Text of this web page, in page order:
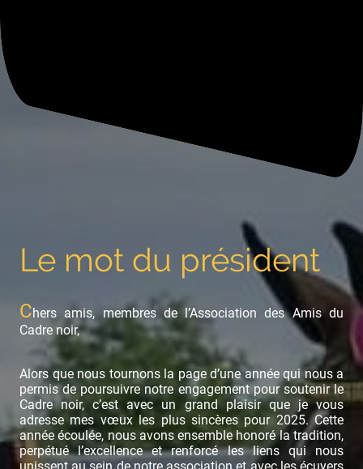
Le mot du président
Chers amis, membres de l’Association des Amis du
Cadre noir,
Alors que nous tournons la page d’une année qui nous a
permis de poursuivre notre engagement pour soutenir le
Cadre noir, c’est avec un grand plaisir que je vous
adresse mes vœux les plus sincères pour 2025. Cette
année écoulée, nous avons ensemble honoré la tradition,
perpétué l’excellence et renforcé les liens qui nous